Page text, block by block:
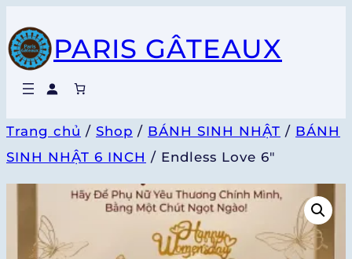
đến
phần
nội
PARIS GÂTEAUX
Trang chủ / Shop / BÁNH SINH NHẬT / BÁNH
SINH NHẬT 6 INCH / Endless Love 6″